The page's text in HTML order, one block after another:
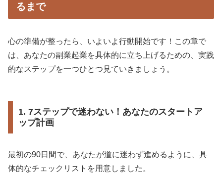
るまで
心の準備が整ったら、いよいよ行動開始です！この章で
は、あなたの副業起業を具体的に立ち上げるための、実践
的なステップを一つひとつ見ていきましょう。
1. 7ステップで迷わない！あなたのスタートア
ップ計画
最初の90日間で、あなたが道に迷わず進めるように、具
体的なチェックリストを用意しました。